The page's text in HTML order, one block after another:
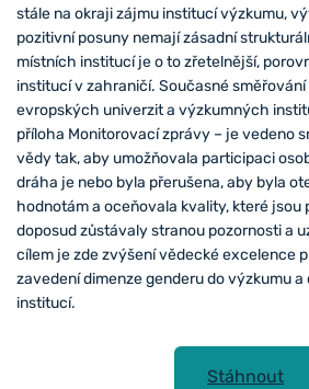
stále na okraji zájmu institucí výzkumu,
pozitivní posuny nemají zásadní
místních institucí je o to zřetelnější,
institucí v zahraničí. Současné
evropských univerzit a výzkumných
příloha Monitorovací zprávy – je vedeno
vědy tak, aby umožňovala participaci
dráha je nebo byla přerušena, aby byla
hodnotám a oceňovala kvality, které jsou
doposud zůstávaly stranou pozornosti a
cílem je zde zvýšení vědecké excelence
zavedení dimenze genderu do výzkumu
institucí.
Stáhnout